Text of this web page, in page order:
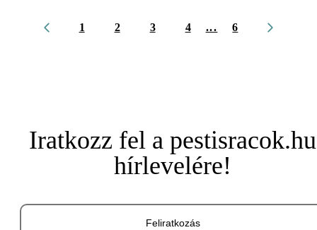
1 2 3 4 ... 6
Iratkozz fel a pestisracok.hu
hírlevelére!
Feliratkozás